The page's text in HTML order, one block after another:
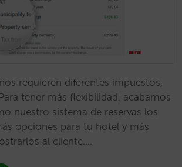
requieren diferentes impuestos,
tener más flexibilidad, acabamos
nuestro sistema de reservas los
opciones para tu hotel y más
al cliente.…